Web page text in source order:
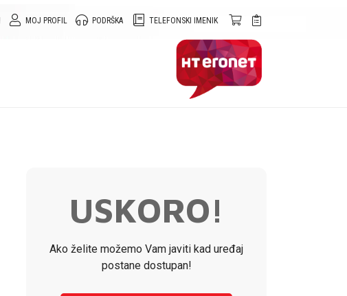
TELEFONSKI IMENIK
PODRŠKA
MOJ PROFIL
USKORO!
Ako želite možemo Vam javiti kad uređaj
postane dostupan!